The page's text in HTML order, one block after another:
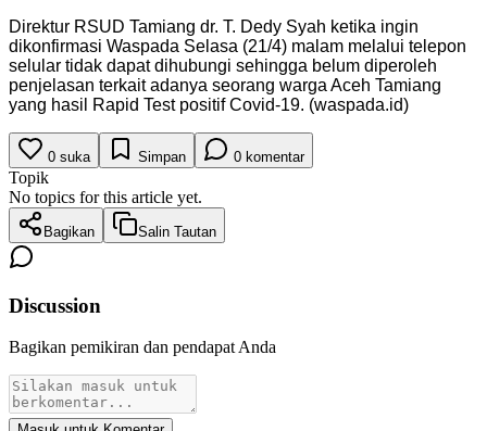
Direktur RSUD Tamiang dr. T. Dedy Syah ketika ingin
dikonfirmasi Waspada Selasa (21/4) malam melalui telepon
selular tidak dapat dihubungi sehingga belum diperoleh
penjelasan terkait adanya seorang warga Aceh Tamiang
yang hasil Rapid Test positif Covid-19. (waspada.id)
0 suka Simpan 0 komentar
Topik
No topics for this article yet.
Bagikan Salin Tautan
Discussion
Bagikan pemikiran dan pendapat Anda